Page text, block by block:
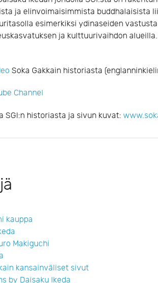
ja elinvoimaisimmista buddhalaisista
esimerkiksi ydinaseiden
ja kulttuurivaihdon alueilla.
Soka Gakkain historiasta
Channel
SGI:n historiasta ja sivun kuvat:
kauppa
Makiguchi
kansainväliset sivut
by Daisaku Ikeda